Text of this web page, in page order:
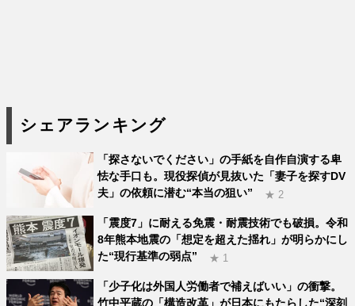
シェアランキング
「探さないでください」の手紙を自作自演する卑
怯な手口も。現役探偵が見抜いた「妻子を探すDV
夫」の依頼に潜む“本当の狙い”
★ 2
「震度7」に耐える免震・耐震技術でも破損。令和
8年熊本地震の「想定を超えた揺れ」が明らかにし
た“現行基準の弱点”
★ 1
「少子化は外国人労働者で補えばいい」の衝撃。
竹中平蔵の「構造改革」が日本にもたらした“深刻